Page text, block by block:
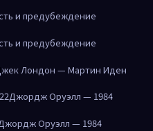
и предубеждение
и предубеждение
Лондон — Мартин Иден
Джордж Оруэлл — 1984
Оруэлл — 1984